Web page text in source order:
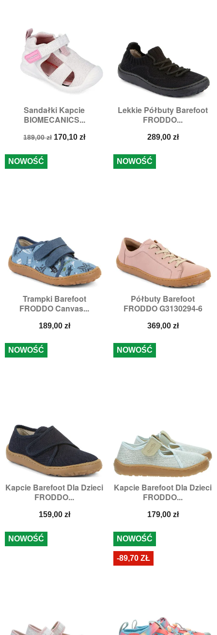
Sandałki Kapcie
BIOMECANICS...
Cena
189,00 zł Cena
170,10 zł
Lekkie Półbuty Barefoot
FRODDO...
Cena
289,00 zł
Trampki Barefoot
FRODDO Canvas...
Cena
189,00 zł
NOWOŚĆ
Półbuty Barefoot
FRODDO G3130294-6
Cena
369,00 zł
NOWOŚĆ
Kapcie Barefoot Dla Dzieci
FRODDO...
Cena
159,00 zł
NOWOŚĆ
Kapcie Barefoot Dla Dzieci
FRODDO...
Cena
179,00 zł
NOWOŚĆ
NOWOŚĆ NOWOŚĆ
-89,70 ZŁ